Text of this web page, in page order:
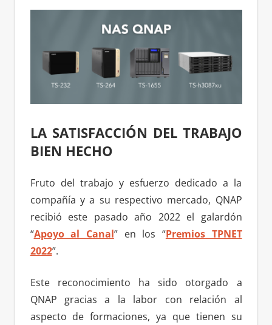
LA SATISFACCIÓN DEL TRABAJO
BIEN HECHO
Fruto del trabajo y esfuerzo dedicado a la
compañía y a su respectivo mercado, QNAP
recibió este pasado año 2022 el galardón
“Apoyo al Canal” en los “Premios TPNET
2022”.
Este reconocimiento ha sido otorgado a
QNAP gracias a la labor con relación al
aspecto de formaciones, ya que tienen su